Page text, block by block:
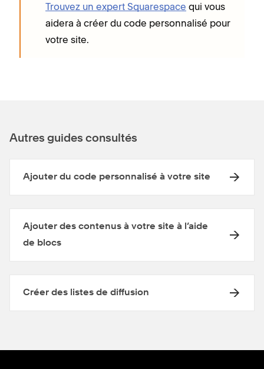
Trouvez un expert Squarespace qui vous
aidera à créer du code personnalisé pour
votre site.
Autres guides consultés
Ajouter du code personnalisé à votre site
Ajouter des contenus à votre site à l’aide
de blocs
Créer des listes de diffusion